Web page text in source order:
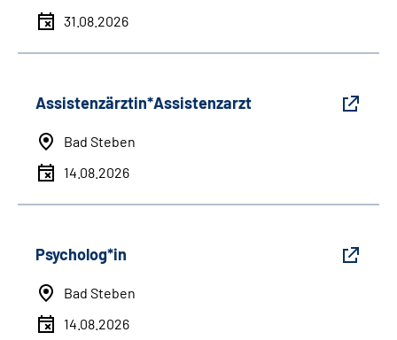
31.08.2026
Assistenzärztin*Assistenzarzt
Bad Steben
14.08.2026
Psycholog*in
Bad Steben
14.08.2026